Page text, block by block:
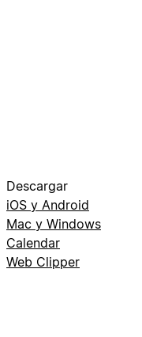
Descargar
iOS y Android
Mac y Windows
Calendar
Web Clipper